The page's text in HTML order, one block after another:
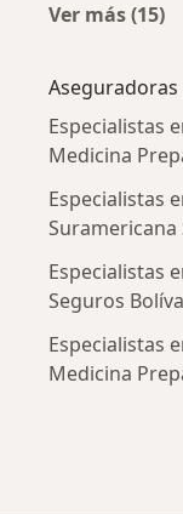
Ver más (15)
Especialistas
Medicina
Especialistas
Suramericana
Especialistas
Seguros
Especialistas
Medicina